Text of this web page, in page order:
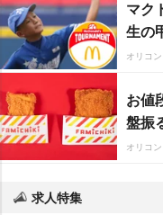
マク
生の
オリコ
お値
盤振
オリコ
求人特集